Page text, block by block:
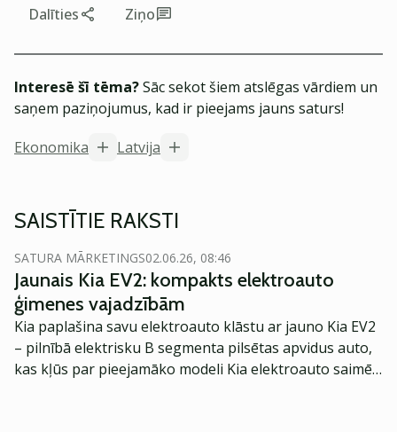
Dalīties Ziņo
Interesē šī tēma?Sāc sekot šiem atslēgas vārdiem un
saņem paziņojumus, kad ir pieejams jauns saturs!
Ekonomika
Latvija
SAISTĪTIE RAKSTI
SATURA MĀRKETINGS02.06.26, 08:46
Jaunais Kia EV2: kompakts elektroauto
ģimenes vajadzībām
Kia paplašina savu elektroauto klāstu ar jauno Kia EV2
– pilnībā elektrisku B segmenta pilsētas apvidus auto,
kas kļūs par pieejamāko modeli Kia elektroauto saimē